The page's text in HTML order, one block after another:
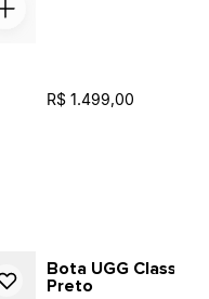
R$ 1.499,00
Bota UGG Classic
Preto